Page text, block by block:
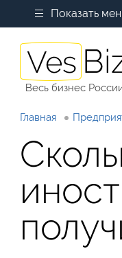
Показать
Весь бизнес
Главная